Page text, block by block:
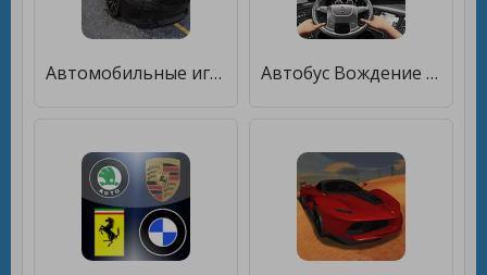
Автомобильные игры Вождение S [Бесплатные покупки] Автобус Вождение Школа Игры 3D [Мод меню]